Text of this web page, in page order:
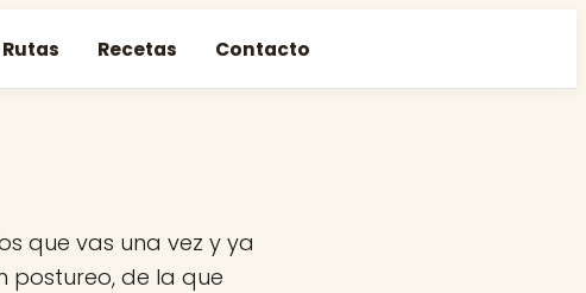
Rutas Recetas Contacto
que vas una vez y ya
postureo, de la que